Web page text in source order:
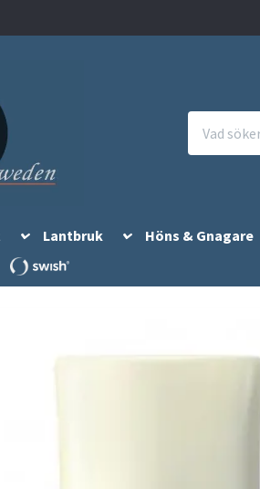
Lantbruk Höns & Gnagare